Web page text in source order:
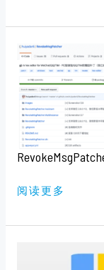
V1.9
（绿
色
开
源
版）
阅读更多